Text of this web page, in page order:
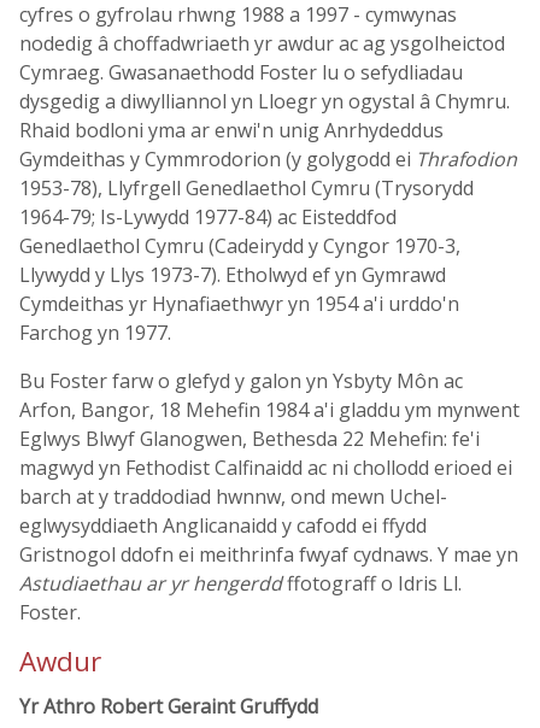
cyfres o gyfrolau rhwng 1988 a 1997 - cymwynas
nodedig â choffadwriaeth yr awdur ac ag ysgolheictod
Cymraeg. Gwasanaethodd Foster lu o sefydliadau
dysgedig a diwylliannol yn Lloegr yn ogystal â Chymru.
Rhaid bodloni yma ar enwi'n unig Anrhydeddus
Gymdeithas y Cymmrodorion (y golygodd ei Thrafodion
1953-78), Llyfrgell Genedlaethol Cymru (Trysorydd
1964-79; Is-Lywydd 1977-84) ac Eisteddfod
Genedlaethol Cymru (Cadeirydd y Cyngor 1970-3,
Llywydd y Llys 1973-7). Etholwyd ef yn Gymrawd
Cymdeithas yr Hynafiaethwyr yn 1954 a'i urddo'n
Farchog yn 1977.
Bu Foster farw o glefyd y galon yn Ysbyty Môn ac
Arfon, Bangor, 18 Mehefin 1984 a'i gladdu ym mynwent
Eglwys Blwyf Glanogwen, Bethesda 22 Mehefin: fe'i
magwyd yn Fethodist Calfinaidd ac ni chollodd erioed ei
barch at y traddodiad hwnnw, ond mewn Uchel-
eglwysyddiaeth Anglicanaidd y cafodd ei ffydd
Gristnogol ddofn ei meithrinfa fwyaf cydnaws. Y mae yn
Astudiaethau ar yr hengerddffotograff o Idris Ll.
Foster.
Awdur
Yr Athro Robert Geraint Gruffydd